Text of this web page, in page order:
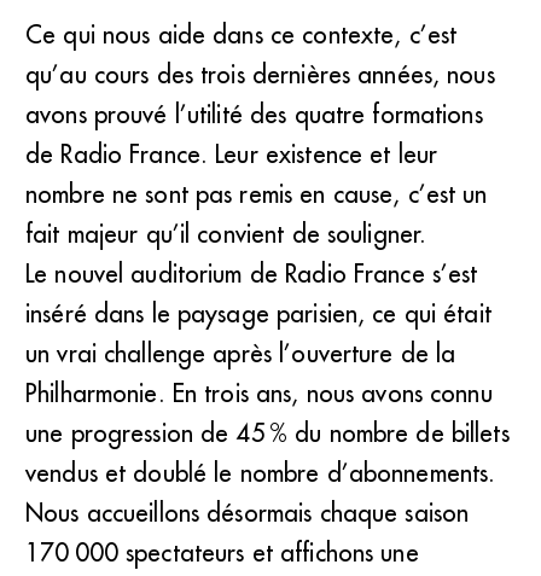
Ce qui nous aide dans ce contexte, c’est
qu’au cours des trois dernières années, nous
avons prouvé l’utilité des quatre formations
de Radio France. Leur existence et leur
nombre ne sont pas remis en cause, c’est un
fait majeur qu’il convient de souligner.
Le nouvel auditorium de Radio France s’est
inséré dans le paysage parisien, ce qui était
un vrai challenge après l’ouverture de la
Philharmonie. En trois ans, nous avons connu
une progression de 45 % du nombre de billets
vendus et doublé le nombre d’abonnements.
Nous accueillons désormais chaque saison
170 000 spectateurs et affichons une